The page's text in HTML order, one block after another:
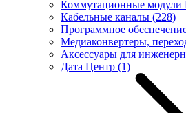
Коммутационные модули
Кабельные каналы (228)
Программное
Медиаконвертеры,
Аксессуары для
Дата Центр (1)